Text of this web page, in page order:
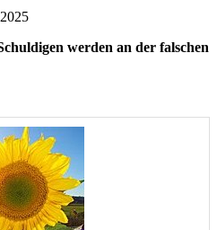
werden an der falschen